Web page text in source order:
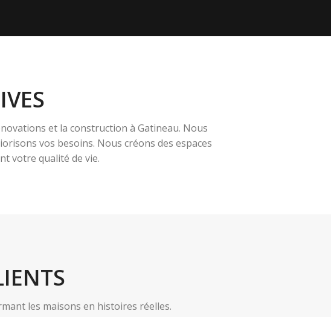
et la construction à Gatineau. Nous
vos besoins. Nous créons des espaces
votre qualité de vie.
les maisons en histoires réelles.